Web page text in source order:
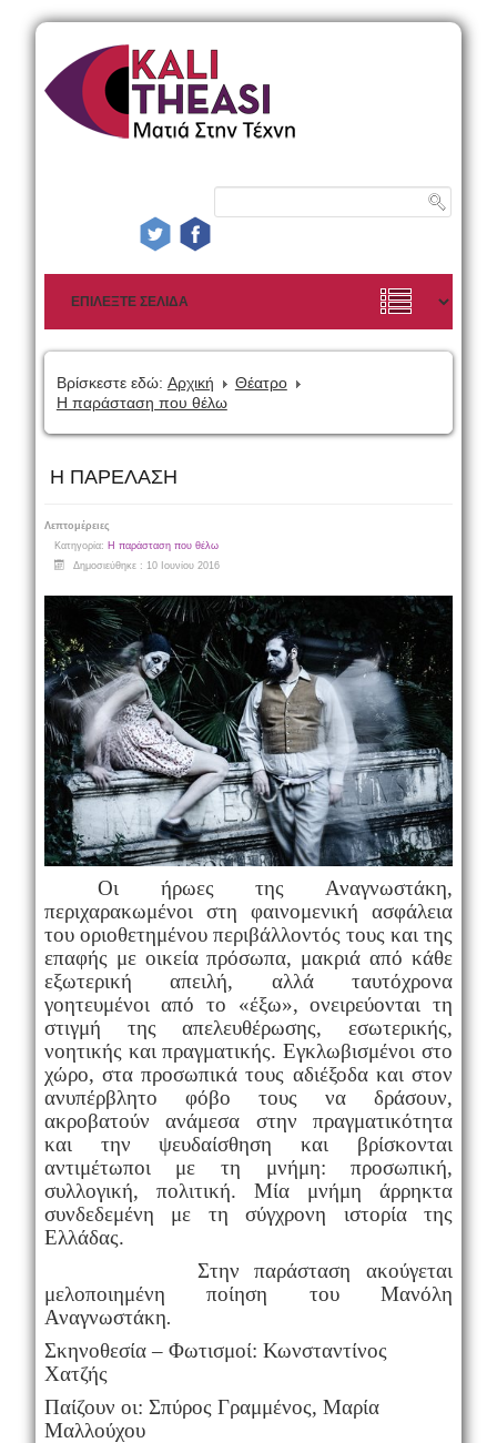
Βρίσκεστε εδώ: Αρχική
Θέατρο
Η παράσταση που θέλω
Η ΠΑΡΕΛΑΣΗ
Λεπτομέρειες
Κατηγορία: Η παράσταση που θέλω
Δημοσιεύθηκε : 10 Ιουνίου 2016
Οι ήρωες της Αναγνωστάκη,
περιχαρακωμένοι στη φαινομενική ασφάλεια
του οριοθετημένου περιβάλλοντός τους και της
επαφής με οικεία πρόσωπα, μακριά από κάθε
εξωτερική απειλή, αλλά ταυτόχρονα
γοητευμένοι από το «έξω», ονειρεύονται τη
στιγμή της απελευθέρωσης, εσωτερικής,
νοητικής και πραγματικής. Εγκλωβισμένοι στο
χώρο, στα προσωπικά τους αδιέξοδα και στον
ανυπέρβλητο φόβο τους να δράσουν,
ακροβατούν ανάμεσα στην πραγματικότητα
και την ψευδαίσθηση και βρίσκονται
αντιμέτωποι με τη μνήμη: προσωπική,
συλλογική, πολιτική. Μία μνήμη άρρηκτα
συνδεδεμένη με τη σύγχρονη ιστορία της
Ελλάδας.
Στην παράσταση ακούγεται
μελοποιημένη ποίηση του Μανόλη
Αναγνωστάκη.
Σκηνοθεσία – Φωτισμοί: Κωνσταντίνος
Χατζής
Παίζουν οι: Σπύρος Γραμμένος, Μαρία
Μαλλούχου